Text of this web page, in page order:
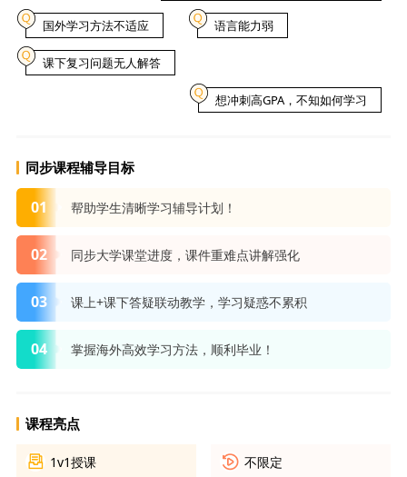
国外学习方法不适应 语言能力弱
课下复习问题无人解答
想冲刺高GPA，不知如何学习
同步课程辅导目标
01 帮助学生清晰学习辅导计划！
02 同步大学课堂进度，课件重难点讲解强化
03 课上+课下答疑联动教学，学习疑惑不累积
04 掌握海外高效学习方法，顺利毕业！
课程亮点
1v1授课 不限定